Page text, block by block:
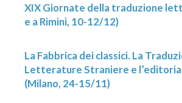
XIX Giornate della traduzione
e a Rimini, 10-12/12)
La Fabbrica dei classici. La
Letterature Straniere e l’editoria
(Milano, 24-15/11)